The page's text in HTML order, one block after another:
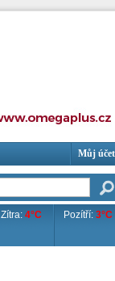
Můj účet
Zítra:4°C Pozítří: 3°C